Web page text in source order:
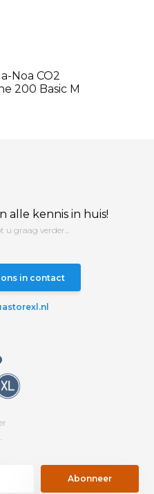
Noa CO2
200 Basic M
alle kennis in huis!
u graag verder...
ons in contact
Abonneer